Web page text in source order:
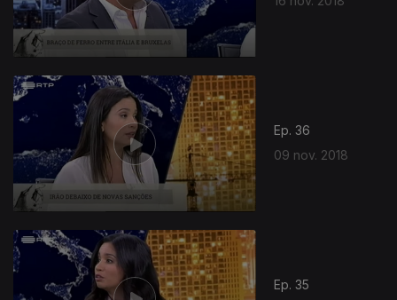
Ep. 36
09 nov. 2018
Ep. 35